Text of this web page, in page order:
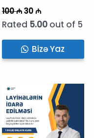
100₼ Original
price
was:
30₼Current
price
is:
Rated 5.00out of 5
Bizə Yaz